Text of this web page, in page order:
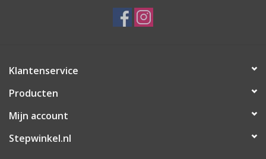
Klantenservice
Producten
Mijn account
Stepwinkel.nl